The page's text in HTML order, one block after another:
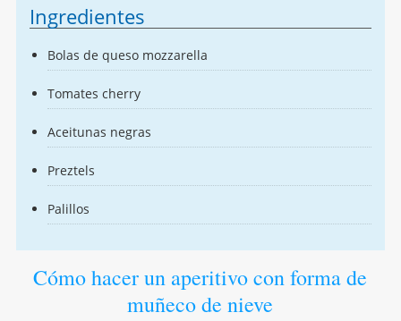
Ingredientes
Bolas de queso mozzarella
Tomates cherry
Aceitunas negras
Preztels
Palillos
Cómo hacer un aperitivo con forma de
muñeco de nieve